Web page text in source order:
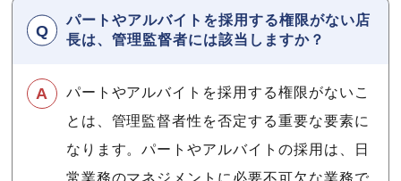
パートやアルバイトを採用する権限がない店
長は、管理監督者には該当しますか？
パートやアルバイトを採用する権限がないこ
とは、管理監督者性を否定する重要な要素に
なります。パートやアルバイトの採用は、日
常業務のマネジメントに必要不可欠な業務で